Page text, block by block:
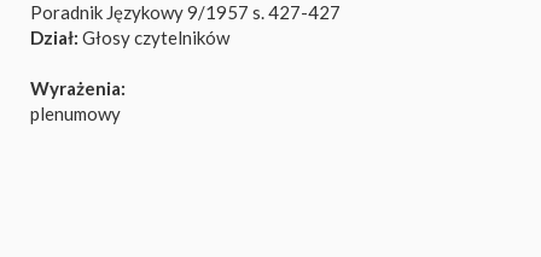
Poradnik Językowy 9/1957 s. 427-427
Dział: Głosy czytelników
Wyrażenia:
plenumowy